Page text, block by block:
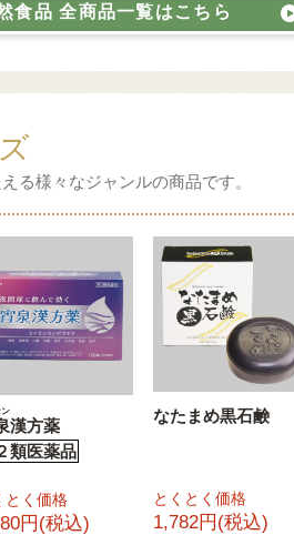
食品全商品一覧はこちら
る様々なジャンルの商品です。
ン
漢方薬
類医薬品
とく価格
円(税込)
なたまめ黒石鹸
とくとく価格
1,782円(税込)